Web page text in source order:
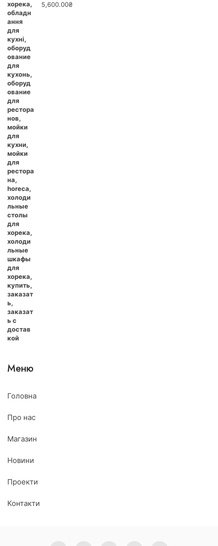
5,600.00₴
Меню
Головна
Про нас
Магазин
Новини
Проекти
Контакти